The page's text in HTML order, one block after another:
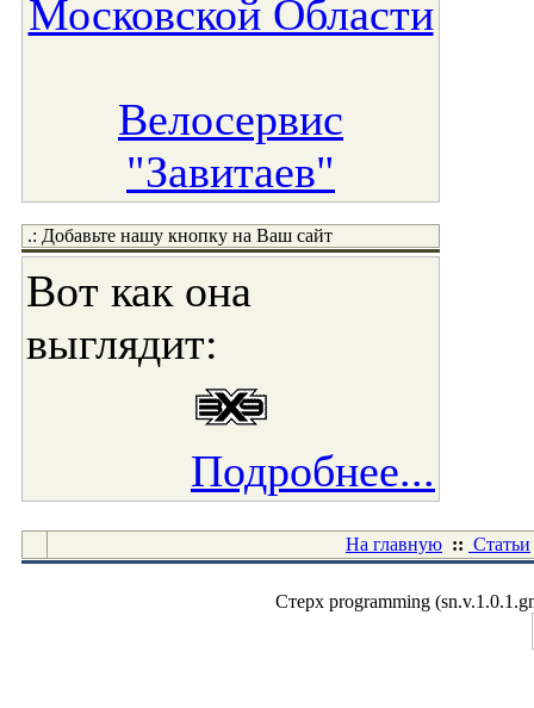
Московской Области
Велосервис
"Завитаев"
.: Добавьте нашу кнопку на Ваш сайт
Вот как она
выглядит:
Подробнее...
На главную :: Статьи
Стерх programming